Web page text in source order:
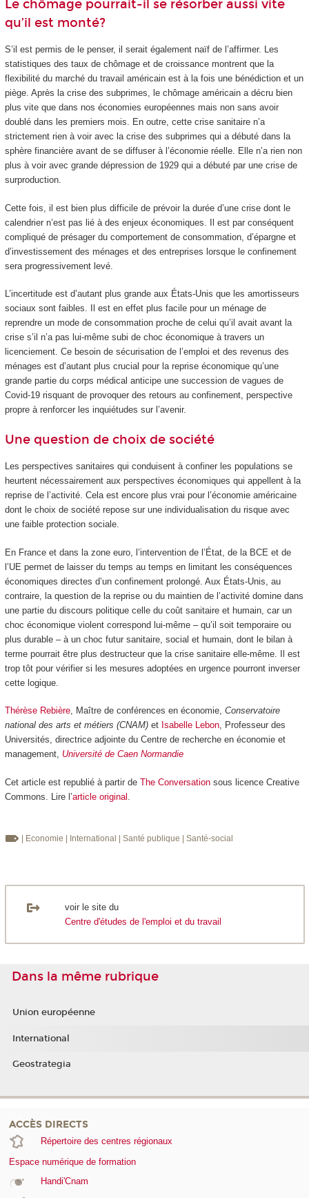
Le chômage pourrait-il se résorber aussi vite
qu’il est monté?
S’il est permis de le penser, il serait également naïf de l’affirmer. Les
statistiques des taux de chômage et de croissance montrent que la
flexibilité du marché du travail américain est à la fois une bénédiction et un
piège. Après la crise des subprimes, le chômage américain a décru bien
plus vite que dans nos économies européennes mais non sans avoir
doublé dans les premiers mois. En outre, cette crise sanitaire n’a
strictement rien à voir avec la crise des subprimes qui a débuté dans la
sphère financière avant de se diffuser à l’économie réelle. Elle n’a rien non
plus à voir avec grande dépression de 1929 qui a débuté par une crise de
surproduction.
Cette fois, il est bien plus difficile de prévoir la durée d’une crise dont le
calendrier n’est pas lié à des enjeux économiques. Il est par conséquent
compliqué de présager du comportement de consommation, d’épargne et
d’investissement des ménages et des entreprises lorsque le confinement
sera progressivement levé.
L’incertitude est d’autant plus grande aux États-Unis que les amortisseurs
sociaux sont faibles. Il est en effet plus facile pour un ménage de
reprendre un mode de consommation proche de celui qu’il avait avant la
crise s’il n’a pas lui-même subi de choc économique à travers un
licenciement. Ce besoin de sécurisation de l’emploi et des revenus des
ménages est d’autant plus crucial pour la reprise économique qu’une
grande partie du corps médical anticipe une succession de vagues de
Covid-19 risquant de provoquer des retours au confinement, perspective
propre à renforcer les inquiétudes sur l’avenir.
Une question de choix de société
Les perspectives sanitaires qui conduisent à confiner les populations se
heurtent nécessairement aux perspectives économiques qui appellent à la
reprise de l’activité. Cela est encore plus vrai pour l’économie américaine
dont le choix de société repose sur une individualisation du risque avec
une faible protection sociale.
En France et dans la zone euro, l’intervention de l’État, de la BCE et de
l’UE permet de laisser du temps au temps en limitant les conséquences
économiques directes d’un confinement prolongé. Aux États-Unis, au
contraire, la question de la reprise ou du maintien de l’activité domine dans
une partie du discours politique celle du coût sanitaire et humain, car un
choc économique violent correspond lui-même – qu’il soit temporaire ou
plus durable – à un choc futur sanitaire, social et humain, dont le bilan à
terme pourrait être plus destructeur que la crise sanitaire elle-même. Il est
trop tôt pour vérifier si les mesures adoptées en urgence pourront inverser
cette logique.
Thérèse Rebière, Maître de conférences en économie, Conservatoire
national des arts et métiers (CNAM)et Isabelle Lebon, Professeur des
Universités, directrice adjointe du Centre de recherche en économie et
management, Université de Caen Normandie
Cet article est republié à partir de The Conversationsous licence Creative
Commons. Lire l’article original
| Economie | International | Santé publique | Santé-social
voir le site du
Centre d'études de l'emploi et du travail
Dans la même rubrique
Union européenne
International
Geostrategia
ACCÈS DIRECTS
Répertoire des centres régionaux
Espace numérique de formation
Handi'Cnam